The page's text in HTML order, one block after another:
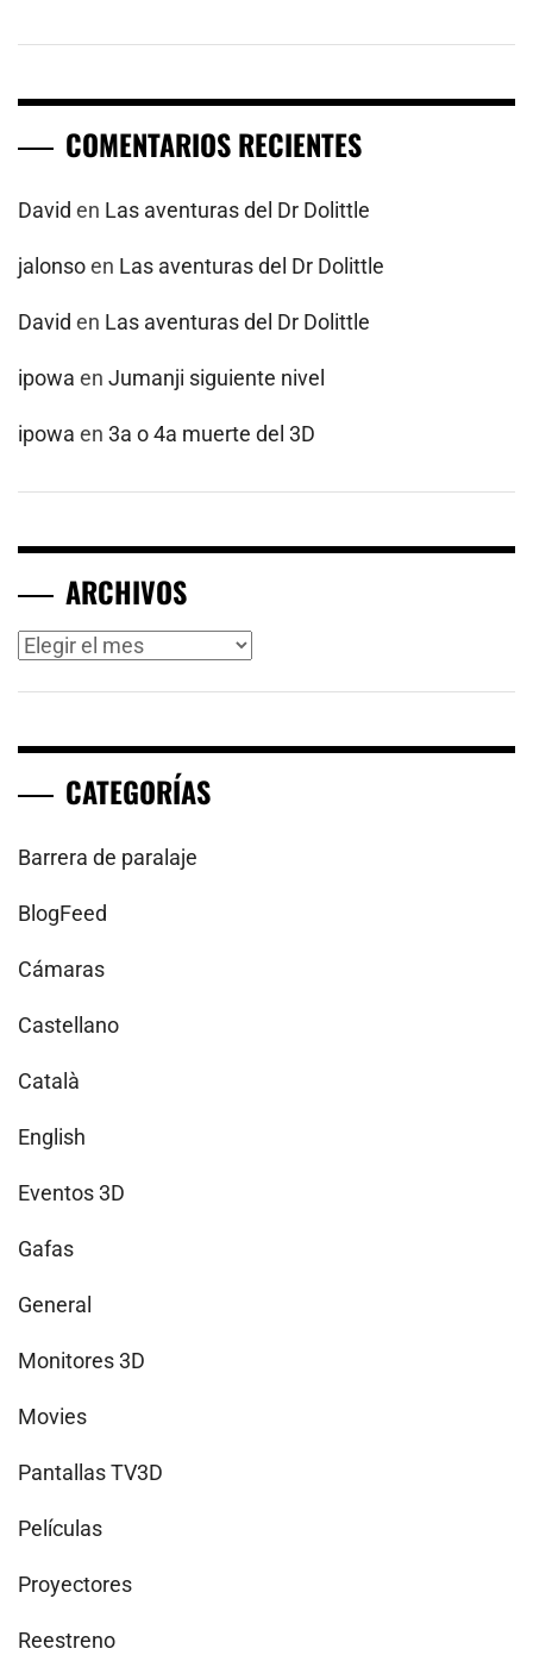
COMENTARIOS RECIENTES
David en Las aventuras del Dr Dolittle
jalonsoen Las aventuras del Dr Dolittle
David en Las aventuras del Dr Dolittle
ipowa en Jumanji siguiente nivel
ipowa en 3a o 4a muerte del 3D
ARCHIVOS
Archivos
CATEGORÍAS
Barrera de paralaje
BlogFeed
Cámaras
Castellano
Català
English
Eventos 3D
Gafas
General
Monitores 3D
Movies
Pantallas TV3D
Películas
Proyectores
Reestreno